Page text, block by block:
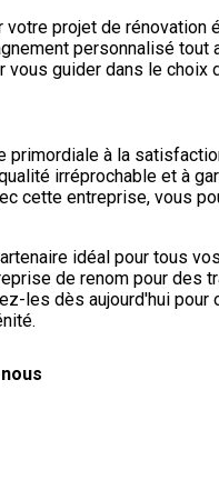
projet de rénovation
personnalisé tout
guider dans le choix
primordiale à la
irréprochable et à
cette entreprise, vous
idéal pour tous
de renom pour des
les dès aujourd'hui pour